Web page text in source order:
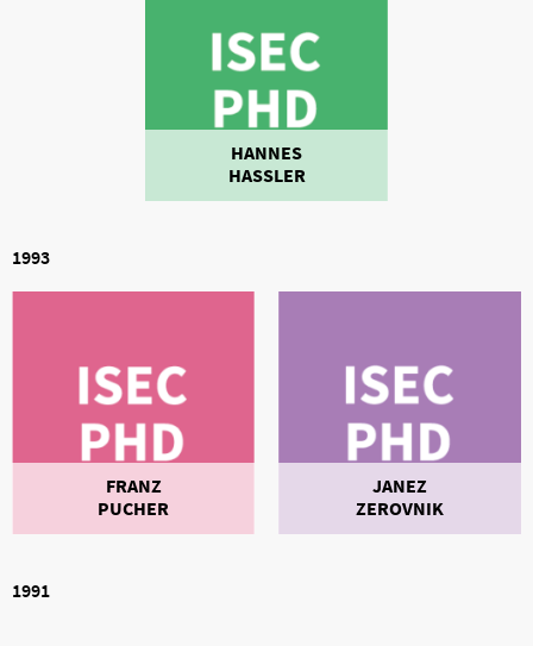
HANNES
HASSLER
1993
FRANZ
PUCHER
JANEZ
ZEROVNIK
1991